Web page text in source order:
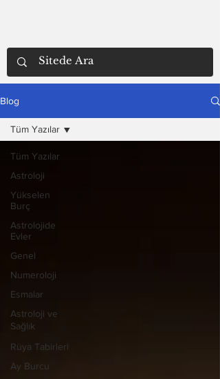
Blog
Tüm Yazılar
Astroloji
Yükselen
Burç
Astrolojide
Evler
Genel
Numeroloji
Esmalar
Astroloji ve
Sağlık
Rüya Tabirleri
Ay Burcu
Tüm Yazılar